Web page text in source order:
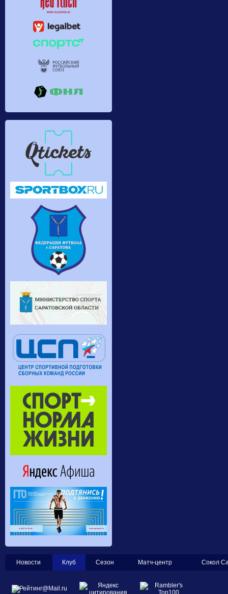
Новости Клуб Сезон Матч-центр Сокол